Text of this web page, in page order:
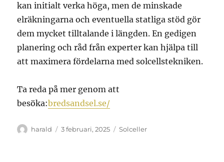
kan initialt verka höga, men de minskade
elräkningarna och eventuella statliga stöd gör
dem mycket tilltalande i längden. En gedigen
planering och råd från experter kan hjälpa till
att maximera fördelarna med solcellstekniken.
Ta reda på mer genom att
besöka:bredsandsel.se/
Författare
harald
Publicerat
3 februari, 2025 Kategorier
Solceller